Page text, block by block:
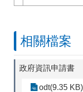
相關檔案
政府資訊申請書
odt(9.35 KB)